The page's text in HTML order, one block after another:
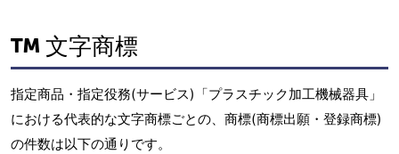
文字商標
指定商品・指定役務(サービス)「プラスチック加工機械器具」
における代表的な文字商標ごとの、商標(商標出願・登録商標)
の件数は以下の通りです。